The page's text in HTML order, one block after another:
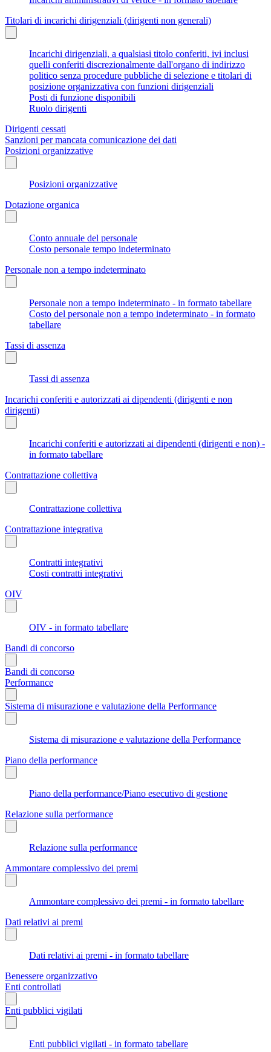
Titolari di incarichi dirigenziali (dirigenti non generali)
Incarichi dirigenziali, a qualsiasi titolo conferiti, ivi inclusi
quelli conferiti discrezionalmente dall'organo di indirizzo
politico senza procedure pubbliche di selezione e titolari di
posizione organizzativa con funzioni dirigenziali
Posti di funzione disponibili
Ruolo dirigenti
Dirigenti cessati
Sanzioni per mancata comunicazione dei dati
Posizioni organizzative
Posizioni organizzative
Dotazione organica
Conto annuale del personale
Costo personale tempo indeterminato
Personale non a tempo indeterminato
Personale non a tempo indeterminato - in formato tabellare
Costo del personale non a tempo indeterminato - in formato
tabellare
Tassi di assenza
Tassi di assenza
Incarichi conferiti e autorizzati ai dipendenti (dirigenti e non
dirigenti)
Incarichi conferiti e autorizzati ai dipendenti (dirigenti e non) -
in formato tabellare
Contrattazione collettiva
Contrattazione collettiva
Contrattazione integrativa
Contratti integrativi
Costi contratti integrativi
OIV
OIV - in formato tabellare
Bandi di concorso
Bandi di concorso
Performance
Sistema di misurazione e valutazione della Performance
Sistema di misurazione e valutazione della Performance
Piano della performance
Piano della performance/Piano esecutivo di gestione
Relazione sulla performance
Relazione sulla performance
Ammontare complessivo dei premi
Ammontare complessivo dei premi - in formato tabellare
Dati relativi ai premi
Dati relativi ai premi - in formato tabellare
Benessere organizzativo
Enti controllati
Enti pubblici vigilati
Enti pubblici vigilati - in formato tabellare